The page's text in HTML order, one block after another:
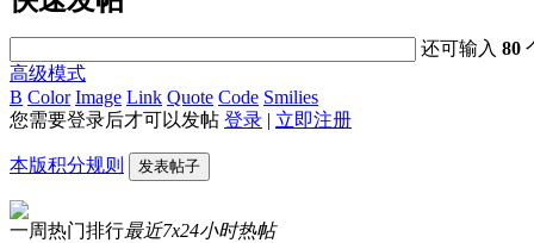
还可输入80
高级模式
B Color Image Link Quote Code Smilies
您需要登录后才可以发帖 登录 | 立即注册
本版积分规则 发表帖子
一周热门排行最近7x24小时热帖